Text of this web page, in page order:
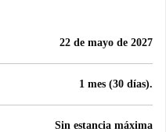
22 de mayo de 2027
1 mes (30 días).
Sin estancia máxima